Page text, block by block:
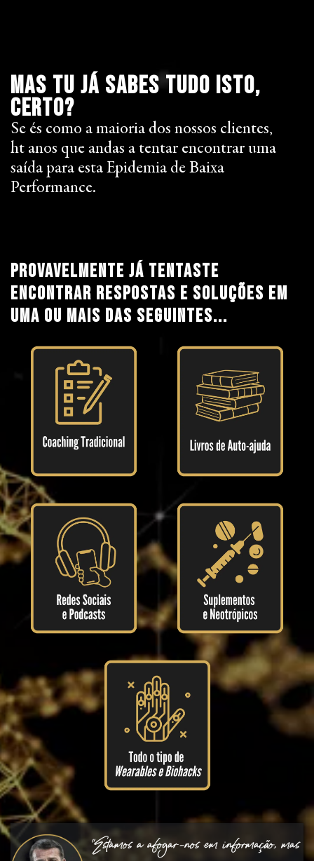
Mas tu já sabes tudo isto,
certo?
Se és como a maioria dos nossos clientes,
ht anos que andas a tentar encontrar uma
saída para esta Epidemia de Baixa
Performance.
Provavelmente já tentaste
encontrar respostas e soluções em
uma ou mais das seguintes...
"Estamos a afogar-nos em informação, mas